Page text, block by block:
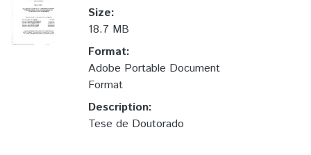
Size:
18.7 MB
Format:
Adobe Portable Document
Format
Description:
Tese de Doutorado